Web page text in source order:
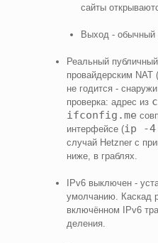
сайты
Выход - обычный
Реальный
провайдерским NAT
не годится -
проверка: адрес из
ifconfig.me
интерфейсе (ip -4
случай Hetzner с
ниже, в граблях.
IPv6 выключен -
умолчанию. Каскад
включённом IPv6
деления.